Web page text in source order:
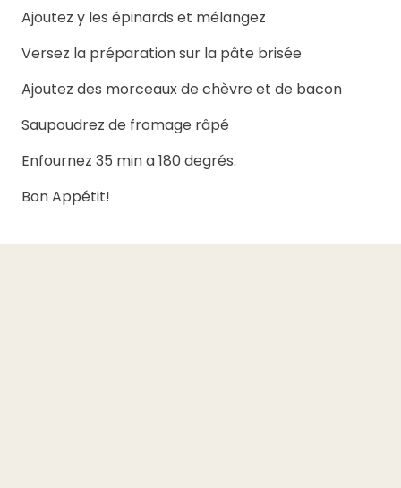
Ajoutez y les épinards et mélangez
Versez la préparation sur la pâte brisée
Ajoutez des morceaux de chèvre et de bacon
Saupoudrez de fromage râpé
Enfournez 35 min a 180 degrés.
Bon Appétit!